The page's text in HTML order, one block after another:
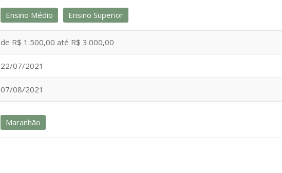
Ensino Médio Ensino Superior
de R$ 1.500,00 até R$ 3.000,00
22/07/2021
07/08/2021
Maranhão